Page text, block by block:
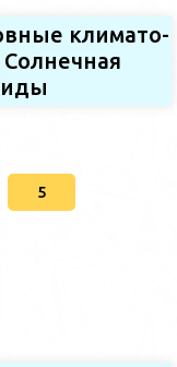
климато-
5